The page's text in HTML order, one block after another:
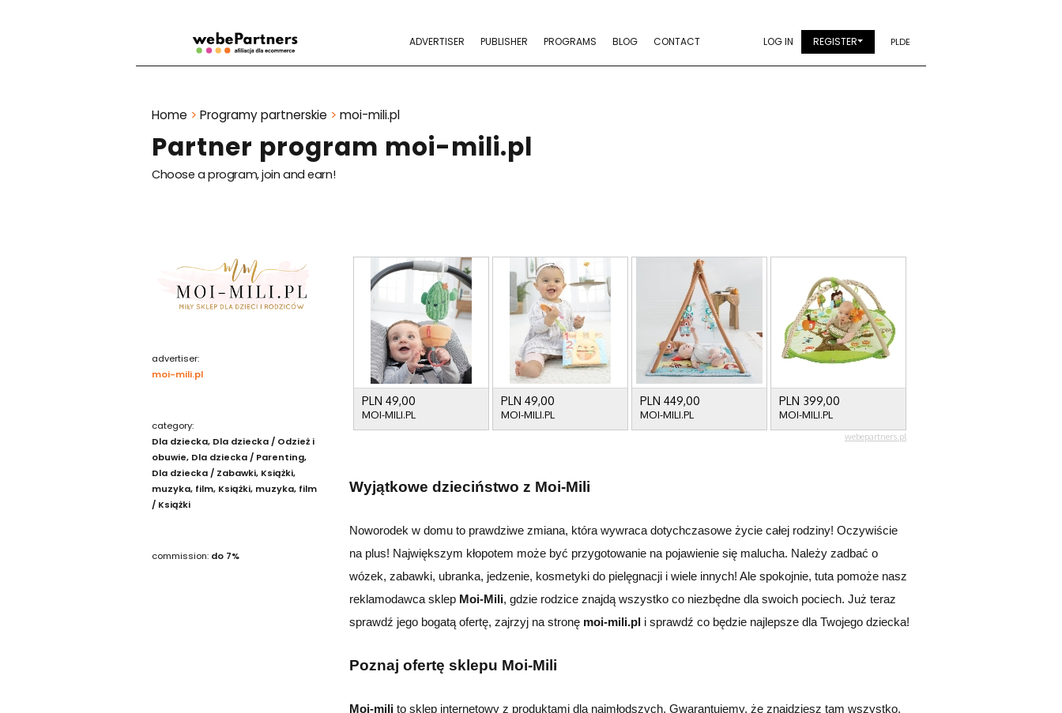
PLDE
LOG IN REGISTER
ADVERTISER PUBLISHER PROGRAMS BLOG CONTACT
Partner program moi-mili.pl
Choose a program, join and earn!
Home > Programy partnerskie > moi-mili.pl
advertiser:
moi-mili.pl
category:
Dla dziecka Dla dziecka / Odzież i
obuwie Dla dziecka / Parenting
Dla dziecka / Zabawki Książki,
muzyka, film Książki, muzyka, film
/ Książki
commission: do 7%
Wyjątkowe dzieciństwo z Moi-Mili
Noworodek w domu to prawdziwe zmiana, która wywraca dotychczasowe życie całej rodziny! Oczywiście
na plus! Największym kłopotem może być przygotowanie na pojawienie się malucha. Należy zadbać o
wózek, zabawki, ubranka, jedzenie, kosmetyki do pielęgnacji i wiele innych! Ale spokojnie, tuta pomoże nasz
reklamodawca sklep Moi-Mili, gdzie rodzice znajdą wszystko co niezbędne dla swoich pociech. Już teraz
sprawdź jego bogatą ofertę, zajrzyj na stronę moi-mili.pl i sprawdź co będzie najlepsze dla Twojego dziecka!
Poznaj ofertę sklepu Moi-Mili
Moi-mili to sklep internetowy z produktami dla najmłodszych. Gwarantujemy, że znajdziesz tam wszystko,